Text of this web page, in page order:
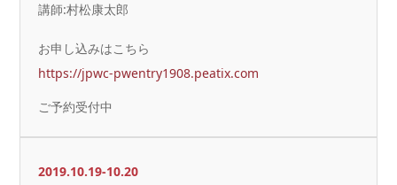
講師:村松康太郎
お申し込みはこちら
https://jpwc-pwentry1908.peatix.com
ご予約受付中
2019.10.19-10.20